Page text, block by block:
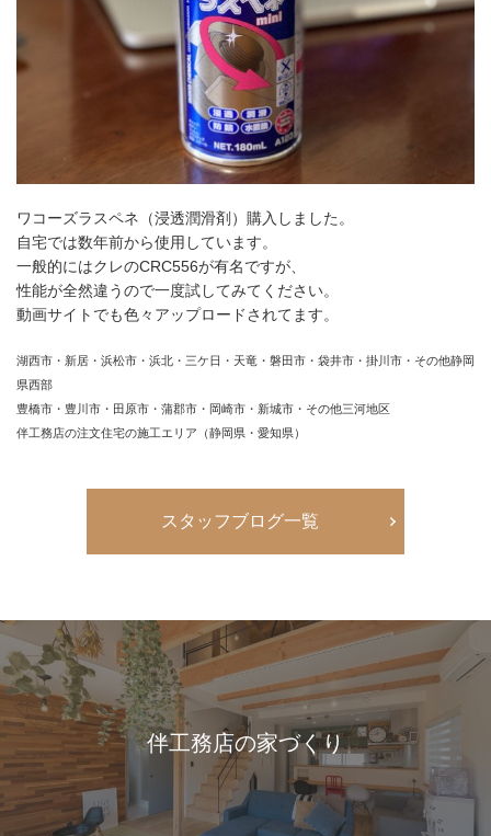
ワコーズラスペネ（浸透潤滑剤）購入しました。
自宅では数年前から使用しています。
一般的にはクレのCRC556が有名ですが、
性能が全然違うので一度試してみてください。
動画サイトでも色々アップロードされてます。
湖西市・新居・浜松市・浜北・三ケ日・天竜・磐田市・袋井市・掛川市・その他静岡
県西部
豊橋市・豊川市・田原市・蒲郡市・岡崎市・新城市・その他三河地区
伴工務店の注文住宅の施工エリア（静岡県・愛知県）
スタッフブログ一覧
伴工務店の家づくり